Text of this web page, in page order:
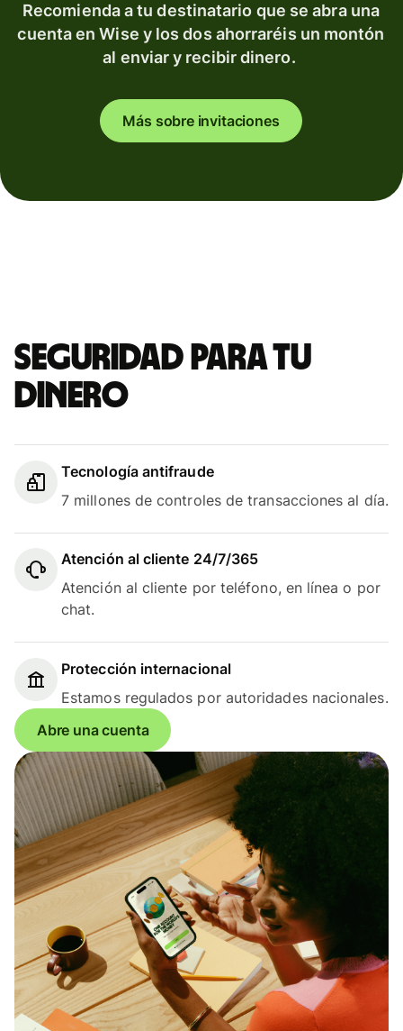
Recomienda a tu destinatario que se abra una
cuenta en Wise y los dos ahorraréis un montón
al enviar y recibir dinero.
Más sobre invitaciones
Seguridad para tu
dinero
Tecnología antifraude
7 millones de controles de transacciones al día.
Atención al cliente 24/7/365
Atención al cliente por teléfono, en línea o por
chat.
Protección internacional
Estamos regulados por autoridades nacionales.
Abre una cuenta